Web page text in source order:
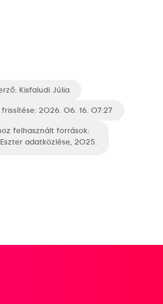
Kisfaludi Júlia
2026. 06. 16. 07:27
felhasznált források:
Eszter adatközlése, 2025.